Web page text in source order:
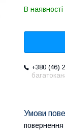
В наявності
+380 (46)
повернення